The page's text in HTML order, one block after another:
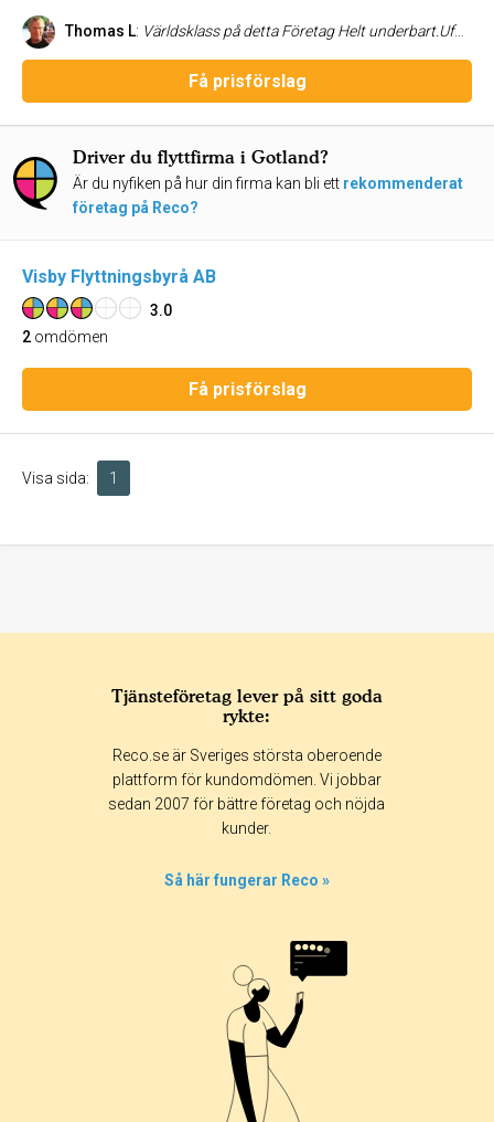
Thomas L: Världsklass på detta Företag Helt underbart.Ufördes till 100% och lite till.Flytten ifrån Skåne till Gotland.Proffs Personal ifrån beställning till Slutmål.Varmt Rekommderas. Monica o Thomas
Få prisförslag
Driver du flyttfirma i Gotland?
Är du nyfiken på hur din firma kan bli ett rekommenderat
företag på Reco?
Visby Flyttningsbyrå AB
3.0
2 omdömen
Få prisförslag
Visa sida: 1
Tjänsteföretag lever på sitt goda
rykte:
Reco.se är Sveriges största oberoende
plattform för kundomdömen. Vi jobbar
sedan 2007 för bättre företag och nöjda
kunder.
Så här fungerar Reco »